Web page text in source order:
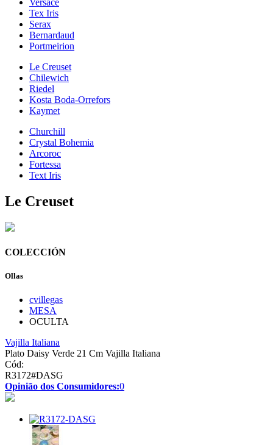
Tex Iris
Serax
Bernardaud
Portmeirion
Le Creuset
Chilewich
Riedel
Kosta Boda-Orrefors
Kaymet
Churchill
Crystal Bohemia
Arcoroc
Fortessa
Text Iris
Le Creuset
COLECCIÓN
Ollas
cvillegas
MESA
OCULTA
Vajilla Italiana
Plato Daisy Verde 21 Cm Vajilla Italiana
Cód:
R3172#DASG
Opinião dos Consumidores:0